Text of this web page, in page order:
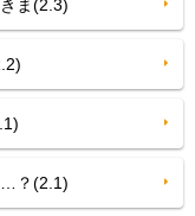
ま(2.3)
？(2.1)